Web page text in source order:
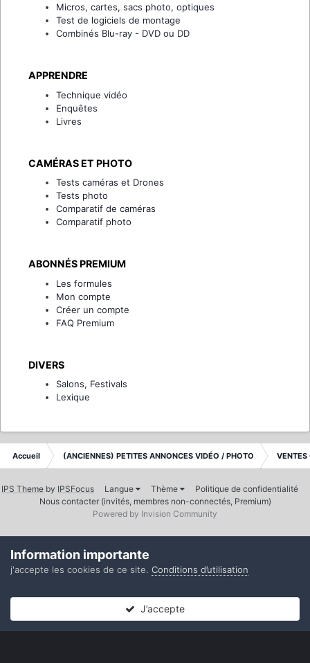
Micros, cartes, sacs photo, optiques
Test de logiciels de montage
Combinés Blu-ray - DVD ou DD
APPRENDRE
Technique vidéo
Enquêtes
Livres
CAMÉRAS ET PHOTO
Tests caméras et Drones
Tests photo
Comparatif de caméras
Comparatif photo
ABONNÉS PREMIUM
Les formules
Mon compte
Créer un compte
FAQ Premium
DIVERS
Salons, Festivals
Lexique
Accueil (ANCIENNES) PETITES ANNONCES VIDÉO / PHOTO VENTES
IPS Theme by IPSFocus Langue Thème
Politique de confidentialité
Nous contacter (invités, membres non-connectés, Premium)
Powered by Invision Community
Information importante
j'accepte les cookies de ce site. Conditions d’utilisation
J’accepte